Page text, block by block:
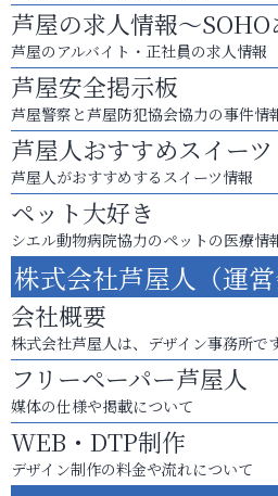
芦屋の求人情報～
芦屋のアルバイト・正社員の求人情報
芦屋安全掲示板
芦屋警察と芦屋防犯協会協力の事件情
芦屋人おすすめスイーツ
芦屋人がおすすめするスイーツ情報
ペット大好き
シエル動物病院協力のペットの医療情
株式会社芦屋人（運営
会社概要
株式会社芦屋人は、デザイン事務所で
フリーペーパー芦屋人
媒体の仕様や掲載について
WEB・DTP制作
デザイン制作の料金や流れについて